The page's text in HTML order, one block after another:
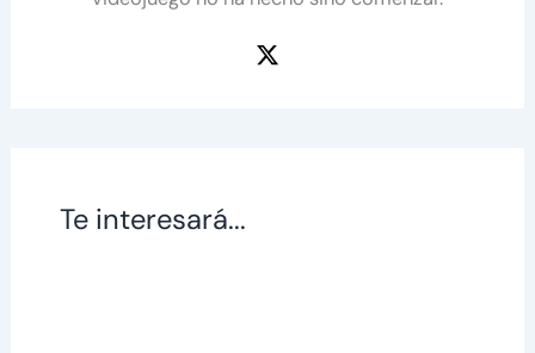
Te interesará...